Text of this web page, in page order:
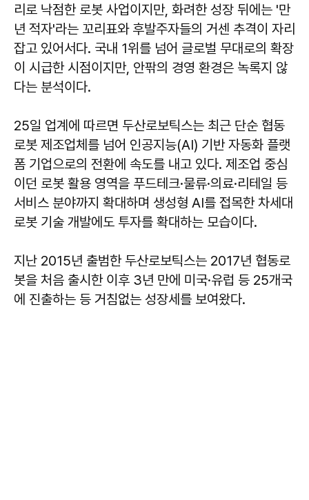
리로 낙점한 로봇 사업이지만, 화려한 성장 뒤에는 '만
년 적자'라는 꼬리표와 후발주자들의 거센 추격이 자리
잡고 있어서다. 국내 1위를 넘어 글로벌 무대로의 확장
이 시급한 시점이지만, 안팎의 경영 환경은 녹록지 않
다는 분석이다.
25일 업계에 따르면 두산로보틱스는 최근 단순 협동
로봇 제조업체를 넘어 인공지능(AI) 기반 자동화 플랫
폼 기업으로의 전환에 속도를 내고 있다. 제조업 중심
이던 로봇 활용 영역을 푸드테크·물류·의료·리테일 등
서비스 분야까지 확대하며 생성형 AI를 접목한 차세대
로봇 기술 개발에도 투자를 확대하는 모습이다.
지난 2015년 출범한 두산로보틱스는 2017년 협동로
봇을 처음 출시한 이후 3년 만에 미국·유럽 등 25개국
에 진출하는 등 거침없는 성장세를 보여왔다.